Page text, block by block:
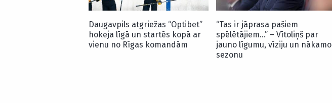
Daugavpils atgriežas “Optibet”
hokeja līgā un startēs kopā ar
vienu no Rīgas komandām
“Tas ir jāprasa pašiem
spēlētājiem…” – Vītoliņš par
jauno līgumu, vīziju un nākamo
sezonu